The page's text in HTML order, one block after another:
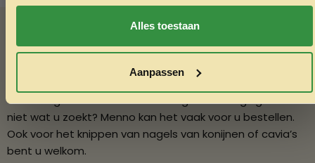
Alles toestaan
Aanpassen
Advies nodig?
Vraag het Menno
In onze winkel in Varsseveld helpt Menno u graag met
deskundig advies over diervoeding en verzorging. Vindt u
niet wat u zoekt? Menno kan het vaak voor u bestellen.
Ook voor het knippen van nagels van konijnen of cavia’s
bent u welkom.